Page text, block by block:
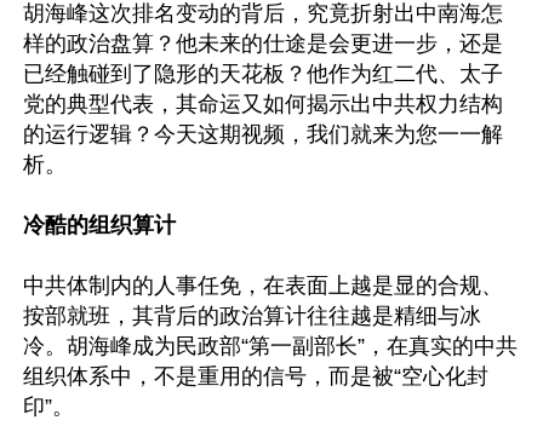
胡海峰这次排名变动的背后，究竟折射出中南海怎
样的政治盘算？他未来的仕途是会更进一步，还是
已经触碰到了隐形的天花板？他作为红二代、太子
党的典型代表，其命运又如何揭示出中共权力结构
的运行逻辑？今天这期视频，我们就来为您一一解
析。
冷酷的组织算计
中共体制内的人事任免，在表面上越是显的合规、
按部就班，其背后的政治算计往往越是精细与冰
冷。胡海峰成为民政部“第一副部长”，在真实的中共
组织体系中，不是重用的信号，而是被“空心化封
印”。